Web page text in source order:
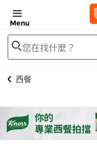
Menu
您在找什麼？
西餐